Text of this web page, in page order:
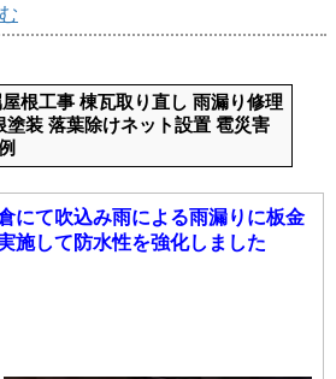
根工事 棟瓦取り直し 雨漏り修理
塗装 落葉除けネット設置 雹災害
にて吹込み雨による雨漏りに板金
施して防水性を強化しました